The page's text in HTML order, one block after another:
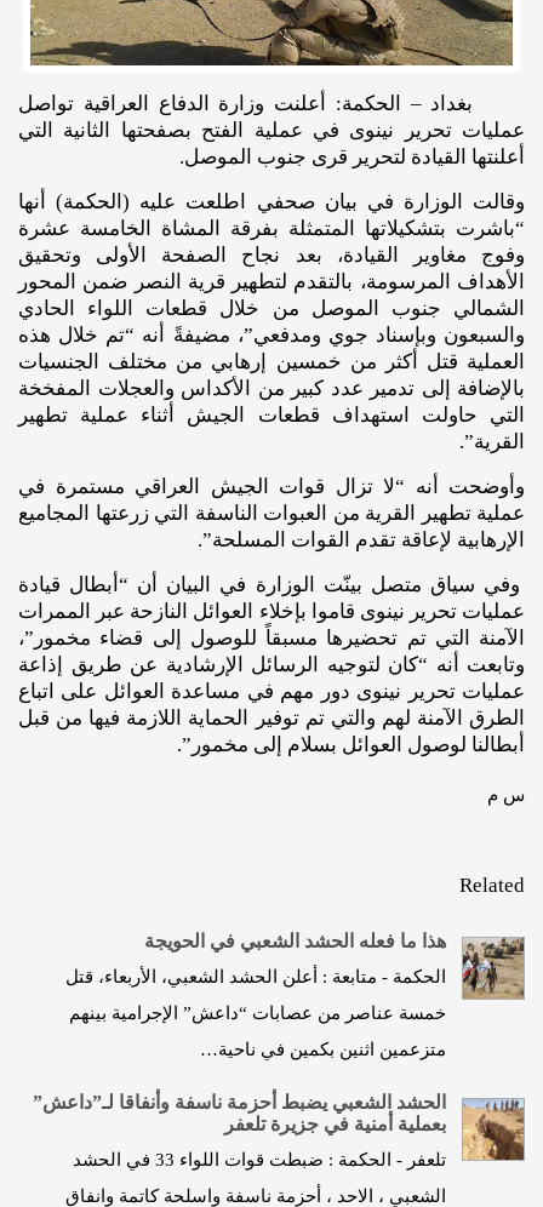
بغداد – الحكمة: أعلنت وزارة الدفاع العراقية تواصل
عمليات تحرير نينوى في عملية الفتح بصفحتها الثانية التي
أعلنتها القيادة لتحرير قرى جنوب الموصل.
وقالت الوزارة في بيان صحفي اطلعت عليه (الحكمة) أنها
“باشرت بتشكيلاتها المتمثلة بفرقة المشاة الخامسة عشرة
وفوج مغاوير القيادة، بعد نجاح الصفحة الأولى وتحقيق
الأهداف المرسومة، بالتقدم لتطهير قرية النصر ضمن المحور
الشمالي جنوب الموصل من خلال قطعات اللواء الحادي
والسبعون وبإسناد جوي ومدفعي”، مضيفةً أنه “تم خلال هذه
العملية قتل أكثر من خمسين إرهابي من مختلف الجنسيات
بالإضافة إلى تدمير عدد كبير من الأكداس والعجلات المفخخة
التي حاولت استهداف قطعات الجيش أثناء عملية تطهير
القرية”.
وأوضحت أنه “لا تزال قوات الجيش العراقي مستمرة في
عملية تطهير القرية من العبوات الناسفة التي زرعتها المجاميع
الإرهابية لإعاقة تقدم القوات المسلحة”.
وفي سياق متصل بينّت الوزارة في البيان أن “أبطال قيادة
عمليات تحرير نينوى قاموا بإخلاء العوائل النازحة عبر الممرات
الآمنة التي تم تحضيرها مسبقاً للوصول إلى قضاء مخمور”،
وتابعت أنه “كان لتوجيه الرسائل الإرشادية عن طريق إذاعة
عمليات تحرير نينوى دور مهم في مساعدة العوائل على اتباع
الطرق الآمنة لهم والتي تم توفير الحماية اللازمة فيها من قبل
أبطالنا لوصول العوائل بسلام إلى مخمور”.
س م
Related
هذا ما فعله الحشد الشعبي في الحويجة
الحكمة - متابعة : أعلن الحشد الشعبي، الأربعاء، قتل
خمسة عناصر من عصابات “داعش” الإجرامية بينهم
متزعمين اثنين بكمين في ناحية…
الحشد الشعبي يضبط أحزمة ناسفة وأنفاقا لـ”داعش”
بعملية أمنية في جزيرة تلعفر
تلعفر - الحكمة : ضبطت قوات اللواء 33 في الحشد
الشعبي ، الاحد ، أحزمة ناسفة واسلحة كاتمة وانفاق